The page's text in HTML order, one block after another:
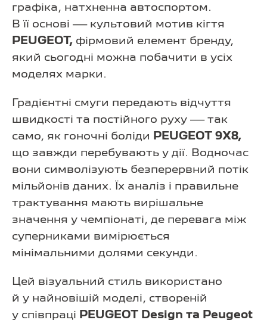
графіка, натхненна автоспортом.
В її основі — культовий мотив кігтя
PEUGEOT, фірмовий елемент бренду,
який сьогодні можна побачити в усіх
моделях марки.
Градієнтні смуги передають відчуття
швидкості та постійного руху — так
само, як гоночні боліди
PEUGEOT 9X8,
що завжди перебувають у дії. Водночас
вони символізують безперервний потік
мільйонів даних. Їх аналіз і правильне
трактування мають вирішальне
значення у чемпіонаті, де перевага між
суперниками вимірюється
мінімальними долями секунди.
Цей візуальний стиль використано
й у найновішій моделі, створеній
у співпраці
PEUGEOT Design та Peugeot